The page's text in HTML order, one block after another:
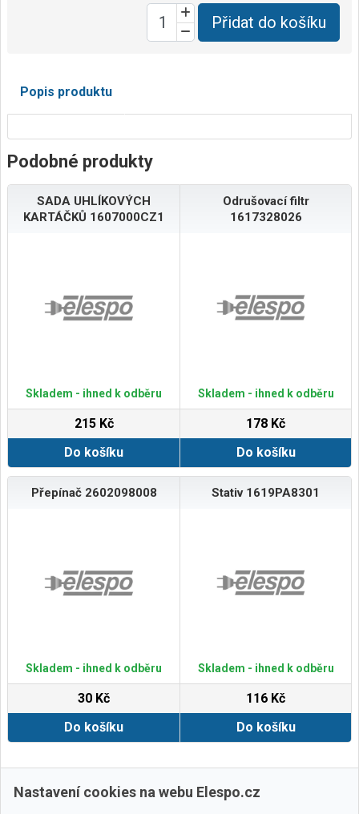
Přidat do košíku
Popis produktu
Podobné produkty
SADA UHLÍKOVÝCH
KARTÁČKŮ 1607000CZ1
Skladem - ihned k odběru
215 Kč
Do košíku
Odrušovací filtr
1617328026
Skladem - ihned k odběru
178 Kč
Do košíku
Přepínač 2602098008
Skladem - ihned k odběru
30 Kč
Do košíku
Stativ 1619PA8301
Skladem - ihned k odběru
116 Kč
Do košíku
Zobrazit další
Nastavení cookies na webu Elespo.cz